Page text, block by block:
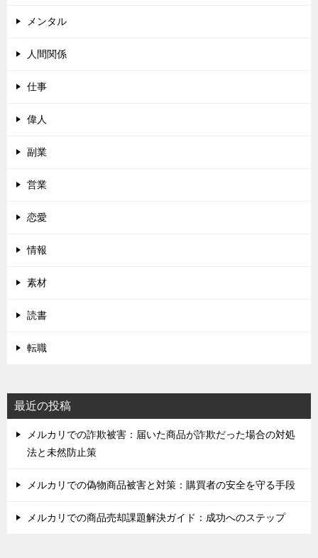
メンタル
人間関係
仕事
偉人
副業
営業
恋愛
情報
素材
読書
転職
最近の投稿
メルカリでの詐欺被害：届いた商品が詐欺だった場合の対処
法と未然防止策
メルカリでの偽物商品被害と対策：購買者の安全を守る手段
メルカリでの商品売却課題解決ガイド：成功へのステップ